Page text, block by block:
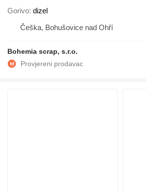
Gorivo dizel
Češka, Bohušovice nad Ohří
Bohemia scrap, s.r.o.